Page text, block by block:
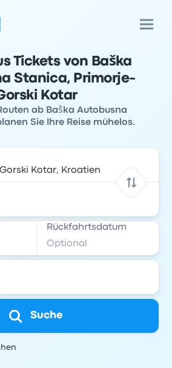
Tickets von Baška
Stanica, Primorje-
Kotar
ab Baška Autobusna
Sie Ihre Reise mühelos.
Rückfahrtsdatum
Suche